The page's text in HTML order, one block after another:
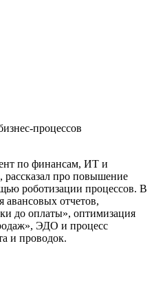
процессов
по финансам, ИТ и
про повышение
роботизации процессов. В
авансовых отчетов,
до оплаты», оптимизация
ЭДО и процесс
и проводок.